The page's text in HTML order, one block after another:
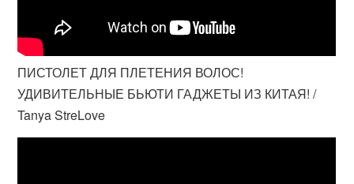
ПИСТОЛЕТ ДЛЯ ПЛЕТЕНИЯ ВОЛОС!
УДИВИТЕЛЬНЫЕ БЬЮТИ ГАДЖЕТЫ ИЗ КИТАЯ! /
Tanya StreLove